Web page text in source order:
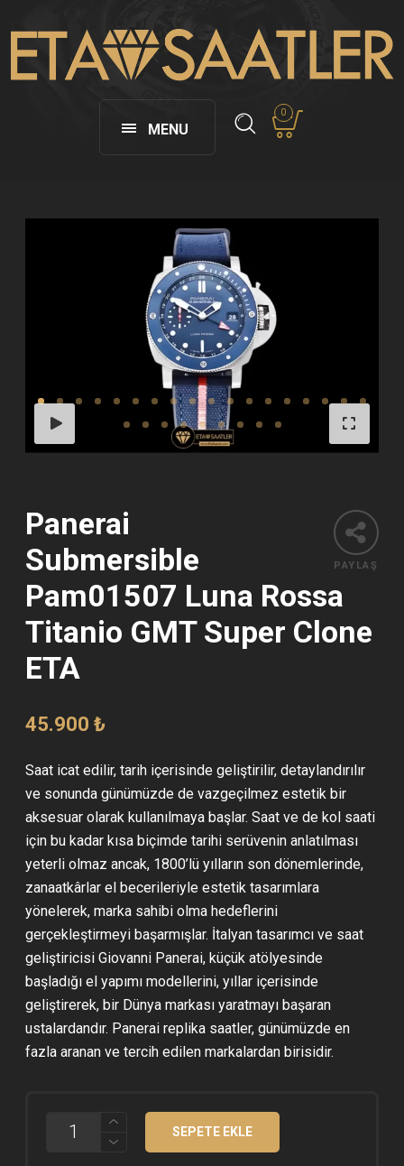
MENU
0
PAYLAŞ
Panerai
Submersible
Pam01507 Luna Rossa
Titanio GMT Super Clone
ETA
45.900₺
Saat icat edilir, tarih içerisinde geliştirilir, detaylandırılır
ve sonunda günümüzde de vazgeçilmez estetik bir
aksesuar olarak kullanılmaya başlar. Saat ve de kol saati
için bu kadar kısa biçimde tarihi serüvenin anlatılması
yeterli olmaz ancak, 1800’lü yılların son dönemlerinde,
zanaatkârlar el becerileriyle estetik tasarımlara
yönelerek, marka sahibi olma hedeflerini
gerçekleştirmeyi başarmışlar. İtalyan tasarımcı ve saat
geliştiricisi Giovanni Panerai, küçük atölyesinde
başladığı el yapımı modellerini, yıllar içerisinde
geliştirerek, bir Dünya markası yaratmayı başaran
ustalardandır. Panerai replika saatler, günümüzde en
fazla aranan ve tercih edilen markalardan birisidir.
SUBMERSIBLE
SEPETE EKLE